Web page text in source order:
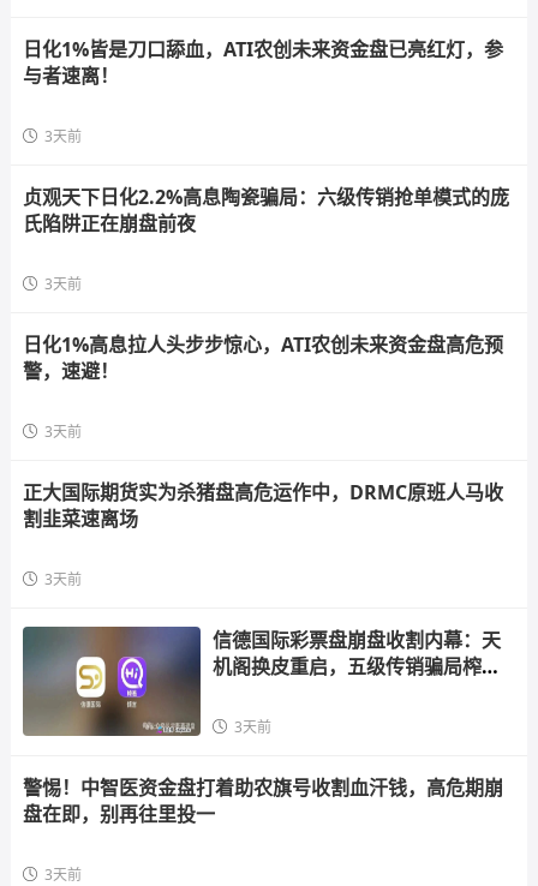
日化1%皆是刀口舔血，ATI农创未来资金盘已亮红灯，参
与者速离！
3天前
贞观天下日化2.2%高息陶瓷骗局：六级传销抢单模式的庞
氏陷阱正在崩盘前夜
3天前
日化1%高息拉人头步步惊心，ATI农创未来资金盘高危预
警，速避！
3天前
正大国际期货实为杀猪盘高危运作中，DRMC原班人马收
割韭菜速离场
3天前
信德国际彩票盘崩盘收割内幕：天
机阁换皮重启，五级传销骗局榨干
3天前
警惕！中智医资金盘打着助农旗号收割血汗钱，高危期崩
盘在即，别再往里投一
3天前